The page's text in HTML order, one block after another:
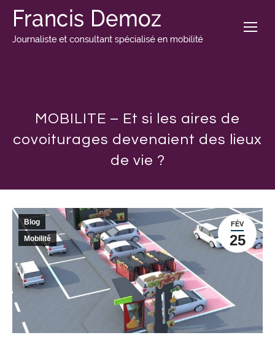
MOBILITE – Et si les aires de
covoiturages devenaient des lieux
de vie ?
FÉV
25
Blog
Mobilité